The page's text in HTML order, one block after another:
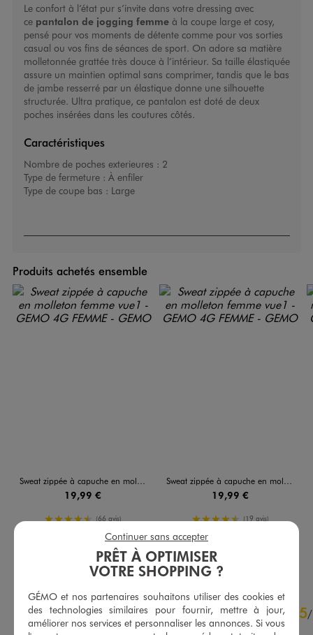
Le confort à l’état pur s’invite dans votre dressing avec
cepantalon de jogging femmeà la coupe large et cosy,
pensé pour vos moments de détente comme pour vos sorties
casual ou vos fins de séances de sport. On adore sa matière
molletonnée grattée très douce à l’intérieur. Sa taille élastiquée
assure un maintien optimal sans comprimer, tandis que le bas
de jambe resserré par un élastique donne une silhouette
structurée. Ultra pratique, ce pantalon est doté de deux
poches insérées dans les coutures côtés.
Caractéristiques
Nombre de poches exterieures : 2
Type de fermeture : À enfiler
Type de coupe bas : Large
Produits achetés ensemble
Sweat zippée à capuche en molleton femme
19,99 €
4.5/5 de moyenne
(66 avis)
AJOUTERAU PANIER
Sweat zippée à capuche en molleton femme
19,99 €
4.5/5 de moyenne
(19 avis)
AJOUTER
4.6/5 5/
Avis vérifié et récompensé
PRÊT À OPTIMISER
VOTRE SHOPPING ?
GÉMO et nos partenaires souhaitons utiliser des cookies et
des technologies similaires pour fournir, mettre à jour,
améliorer nos services et personnaliser les annonces. Si vous
Continuer sans accepter